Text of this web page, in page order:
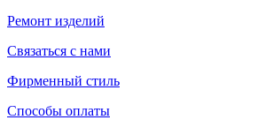
Ремонт изделий
Связаться с нами
Фирменный стиль
Способы оплаты